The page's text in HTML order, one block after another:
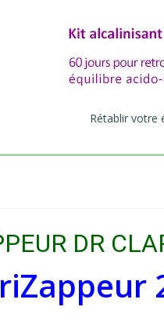
Rétablir votre
DR